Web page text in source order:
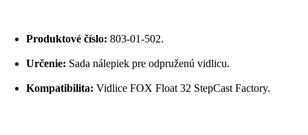
Produktové číslo: 803-01-502.
Určenie: Sada nálepiek pre odpruženú vidlicu.
Kompatibilita: Vidlice FOX Float 32 StepCast Factory.